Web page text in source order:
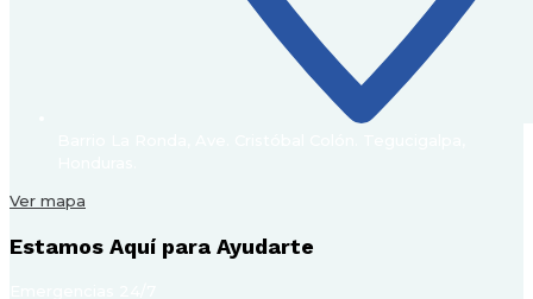
Ver mapa
Estamos Aquí para Ayudarte